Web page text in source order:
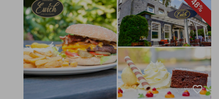
48%
favorite_border